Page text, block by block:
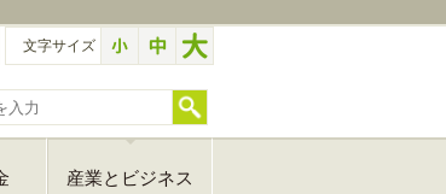
文字サイズ
産業とビジネス